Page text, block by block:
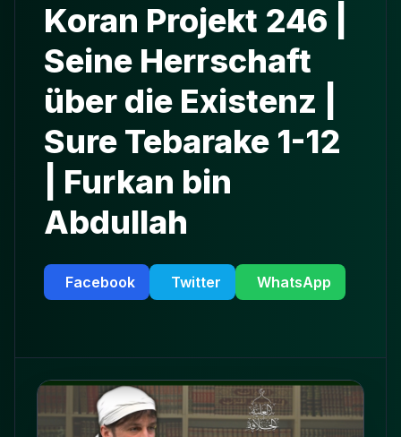
Koran Projekt 246 |
Seine Herrschaft
über die Existenz |
Sure Tebarake 1-12
| Furkan bin
Abdullah
Facebook Twitter WhatsApp